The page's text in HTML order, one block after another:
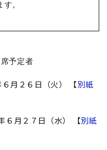
。
予定者
月２６日（火） 【別紙
６月２７日（水） 【別紙